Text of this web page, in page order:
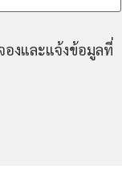
งและแจ้งข้อมูลที่